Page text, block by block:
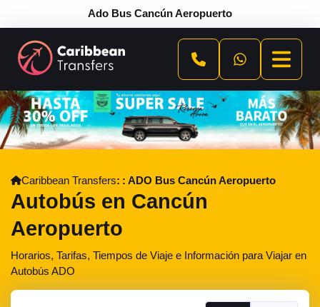
Ado Bus Cancún Aeropuerto
Caribbean Transfers ADO Bus Cancún Aeropuerto
Autobús en Cancún
Aeropuerto
Horarios, Tarifas, Tiempos de Viaje e Información para Viajar en
Autobús ADO